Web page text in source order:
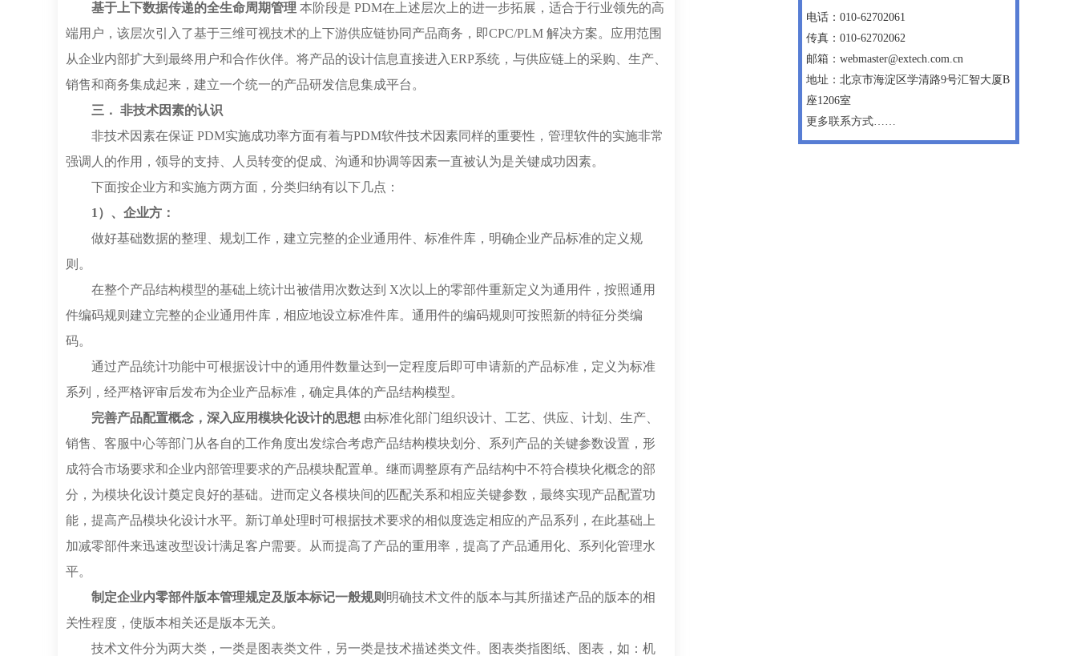
基于上下数据传递的全生命周期管理 本阶段是 PDM在上述层次上的进一步拓展，适合于行业领先的高
端用户，该层次引入了基于三维可视技术的上下游供应链协同产品商务，即CPC/PLM 解决方案。应用范围
从企业内部扩大到最终用户和合作伙伴。将产品的设计信息直接进入ERP系统，与供应链上的采购、生产、
销售和商务集成起来，建立一个统一的产品研发信息集成平台。
三． 非技术因素的认识
非技术因素在保证 PDM实施成功率方面有着与PDM软件技术因素同样的重要性，管理软件的实施非常
强调人的作用，领导的支持、人员转变的促成、沟通和协调等因素一直被认为是关键成功因素。
下面按企业方和实施方两方面，分类归纳有以下几点：
1）、企业方：
做好基础数据的整理、规划工作，建立完整的企业通用件、标准件库，明确企业产品标准的定义规
则。
在整个产品结构模型的基础上统计出被借用次数达到 X次以上的零部件重新定义为通用件，按照通用
件编码规则建立完整的企业通用件库，相应地设立标准件库。通用件的编码规则可按照新的特征分类编
码。
通过产品统计功能中可根据设计中的通用件数量达到一定程度后即可申请新的产品标准，定义为标准
系列，经严格评审后发布为企业产品标准，确定具体的产品结构模型。
完善产品配置概念，深入应用模块化设计的思想 由标准化部门组织设计、工艺、供应、计划、生产、
销售、客服中心等部门从各自的工作角度出发综合考虑产品结构模块划分、系列产品的关键参数设置，形
成符合市场要求和企业内部管理要求的产品模块配置单。继而调整原有产品结构中不符合模块化概念的部
分，为模块化设计奠定良好的基础。进而定义各模块间的匹配关系和相应关键参数，最终实现产品配置功
能，提高产品模块化设计水平。新订单处理时可根据技术要求的相似度选定相应的产品系列，在此基础上
加减零部件来迅速改型设计满足客户需要。从而提高了产品的重用率，提高了产品通用化、系列化管理水
平。
制定企业内零部件版本管理规定及版本标记一般规则 明确技术文件的版本与其所描述产品的版本的相
关性程度，使版本相关还是版本无关。
技术文件分为两大类，一类是图表类文件，另一类是技术描述类文件。图表类指图纸、图表，如：机
电话：010-62702061
传真：010-62702062
邮箱：webmaster@extech.com.cn
地址：北京市海淀区学清路9号汇智大厦B
座1206室
更多联系方式……